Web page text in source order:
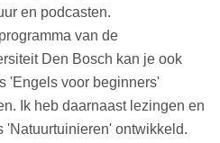
en podcasten.
van de
Den Bosch kan je ook
'Engels voor beginners'
Ik heb daarnaast lezingen en
'Natuurtuinieren' ontwikkeld.